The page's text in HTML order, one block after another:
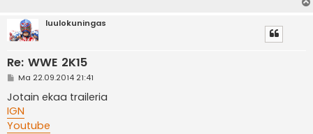
luulokuningas
Re: WWE 2K15
V
e
s
t
i
Ma 22.09.2014 21:41
Jotain ekaa traileria
IGN
Youtube